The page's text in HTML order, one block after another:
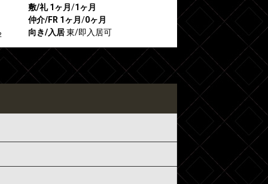
敷/礼 1ヶ月 /1ヶ月
仲介/FR 1ヶ月 /0ヶ月
向き/入居東/即入居可